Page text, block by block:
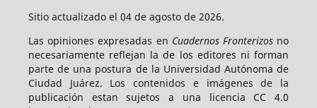
Sitio actualizado el 04 de agosto de 2026.
Las opiniones expresadas en Cuadernos Fronterizosno
necesariamente reflejan la de los editores ni forman
parte de una postura de la Universidad Autónoma de
Ciudad Juárez. Los contenidos e imágenes de la
publicación estan sujetos a una licencia CC 4.0